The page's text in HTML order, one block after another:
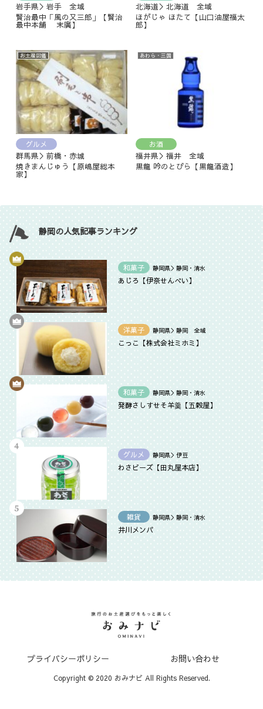
岩手県＞岩手 全域
賢治最中「風の又三郎」【賢治
最中本舗 末廣】
北海道＞北海道 全域
ほがじゃ ほたて【山口油屋福太
郎】
お土産図鑑
グルメ
群馬県＞前橋・赤城
焼きまんじゅう【原嶋屋総本
家】
あわら・三国
お酒
福井県＞福井 全域
黒龍 吟のとびら【黒龍酒造】
静岡の人気記事ランキング
和菓子 静岡県＞静岡・清水
あじろ【伊奈せんべい】
洋菓子 静岡県＞静岡 全域
こっこ【株式会社ミホミ】
和菓子 静岡県＞静岡・清水
発酵さしすせそ羊羹【五穀屋】
グルメ 静岡県＞伊豆
わさビーズ【田丸屋本店】
雑貨 静岡県＞静岡・清水
井川メンパ
プライバシーポリシー お問い合わせ
Copyright © 2020 おみナビ All Rights Reserved.